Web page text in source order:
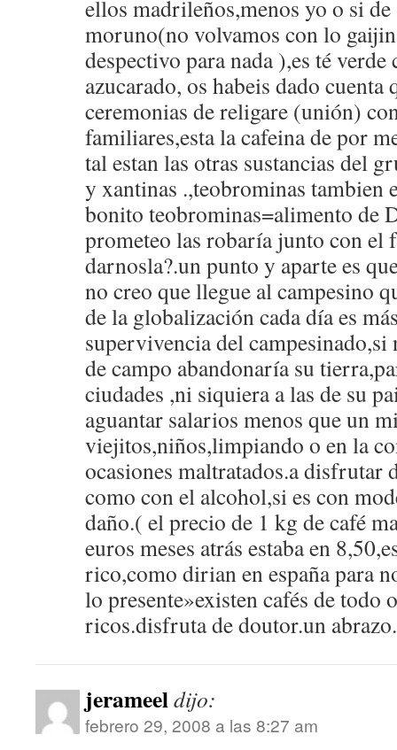
ellos madrileños,menos yo o si
moruno(no volvamos con lo
despectivo para nada ),es té
azucarado, os habeis dado cuenta
ceremonias de religare (unión)
familiares,esta la cafeina de por
tal estan las otras sustancias del
y xantinas .,teobrominas tambien
bonito teobrominas=alimento de
prometeo las robaría junto con el
darnosla?.un punto y aparte es
no creo que llegue al campesino
de la globalización cada día es
supervivencia del campesinado,si
de campo abandonaría su
ciudades ,ni siquiera a las de su
aguantar salarios menos que un
viejitos,niños,limpiando o en la
ocasiones maltratados.a disfrutar
como con el alcohol,si es con
daño.( el precio de 1 kg de café
euros meses atrás estaba en
rico,como dirian en españa para
lo presente»existen cafés de todo
ricos.disfruta de doutor.un abrazo.
jerameeldijo:
febrero 29, 2008 a las 8:27 am